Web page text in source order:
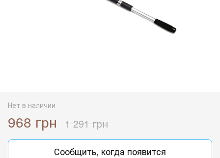
Нет в наличии
968 грн 1 291 грн
Сообщить, когда появится